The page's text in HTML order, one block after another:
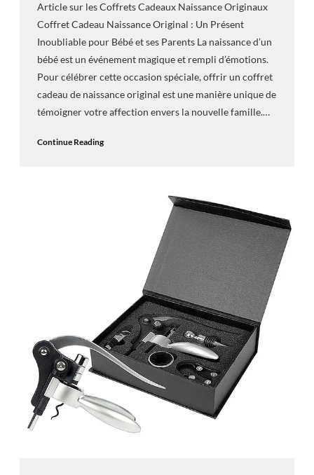
Article sur les Coffrets Cadeaux Naissance Originaux
Coffret Cadeau Naissance Original : Un Présent
Inoubliable pour Bébé et ses Parents La naissance d’un
bébé est un événement magique et rempli d’émotions.
Pour célébrer cette occasion spéciale, offrir un coffret
cadeau de naissance original est une manière unique de
témoigner votre affection envers la nouvelle famille.…
Continue Reading